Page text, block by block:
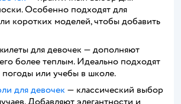
Особенно подходят для
коротких моделей, чтобы добавить
для девочек — дополняют
более теплым. Идеально подходят
или учебы в школе.
для девочек — классический выбор
Добавляют элегантности и